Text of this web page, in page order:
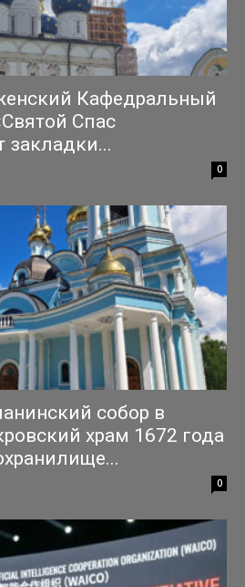
Кафедральный
Спас
закладки...
0
собор в
храм 1672 года
0